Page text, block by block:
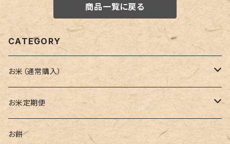
商品一覧に戻る
CATEGORY
お米（通常購入）
ひとめぼれ
ササニシキ
お米定期便
毎月発送定期便
お餅